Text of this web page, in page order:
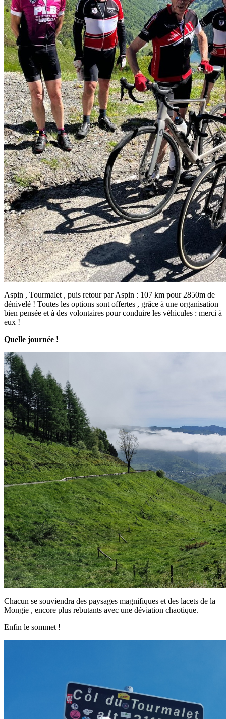
Aspin , Tourmalet , puis retour par Aspin : 107 km pour 2850m de
dénivelé ! Toutes les options sont offertes , grâce à une organisation
bien pensée et à des volontaires pour conduire les véhicules : merci à
eux !
Quelle journée !
Chacun se souviendra des paysages magnifiques et des lacets de la
Mongie , encore plus rebutants avec une déviation chaotique.
Enfin le sommet !